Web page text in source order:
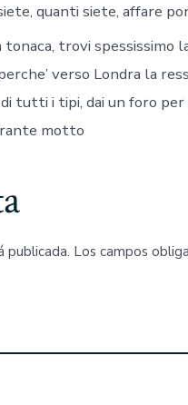
quanti siete, affare
trovi spessissimo
verso Londra la
tutti i tipi, dai un foro per
motto
publicada. Los campos